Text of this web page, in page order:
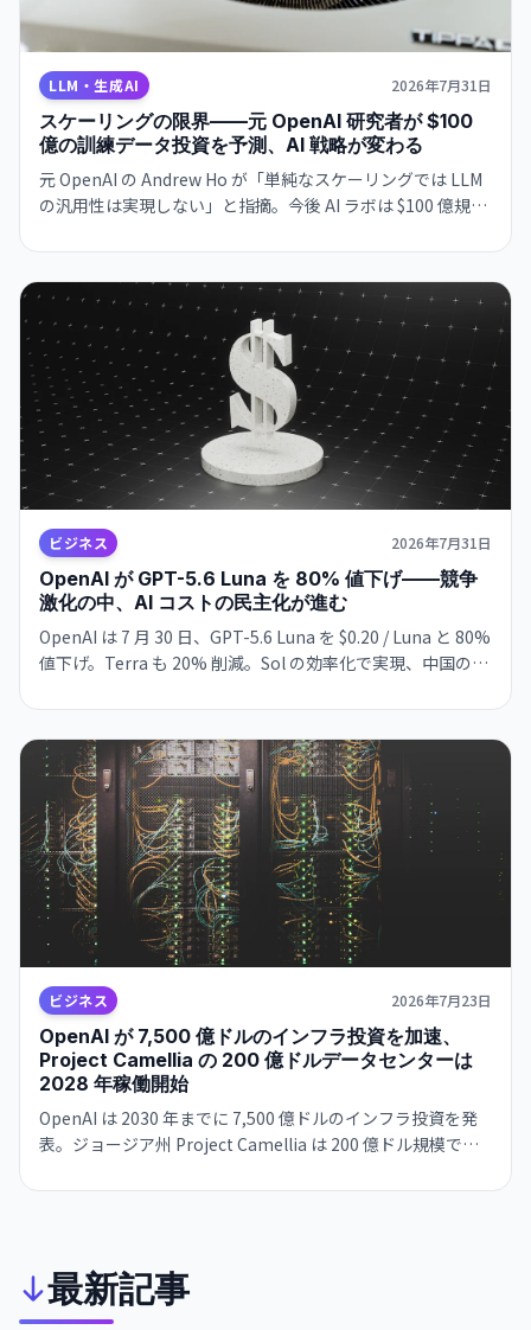
LLM・生成AI 2026年7月31日
スケーリングの限界——元 OpenAI 研究者が $100
億の訓練データ投資を予測、AI 戦略が変わる
元 OpenAI の Andrew Ho が「単純なスケーリングでは LLM
の汎用性は実現しない」と指摘。今後 AI ラボは $100 億規模
の「スペシャライゼーション問題」を解決へ。AI 開発の次の
段階へ。
ビジネス 2026年7月31日
OpenAI が GPT-5.6 Luna を 80% 値下げ——競争
激化の中、AI コストの民主化が進む
OpenAI は 7 月 30 日、GPT-5.6 Luna を $0.20 / Luna と 80%
値下げ。Terra も 20% 削減。Sol の効率化で実現、中国の低
対抗。過去モデルの 1/9 のコスト で高速推論が可能に。
ビジネス 2026年7月23日
OpenAI が 7,500 億ドルのインフラ投資を加速、
Project Camellia の 200 億ドルデータセンターは
2028 年稼働開始
OpenAI は 2030 年までに 7,500 億ドルのインフラ投資を発
表。ジョージア州 Project Camellia は 200 億ドル規模で
デン GDP 相当の歴史的規模。
最新記事